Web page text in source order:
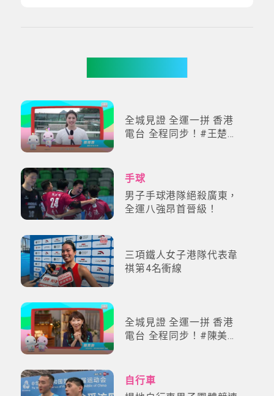
全城見證 全運一拼 香港
電台 全程同步！#王楚欽
手球
男子手球港隊絕殺廣東，
全運八強昂首晉級！
三項鐵人女子港隊代表韋
祺第4名衝線
全城見證 全運一拼 香港
電台 全程同步！#陳美齡
自行車